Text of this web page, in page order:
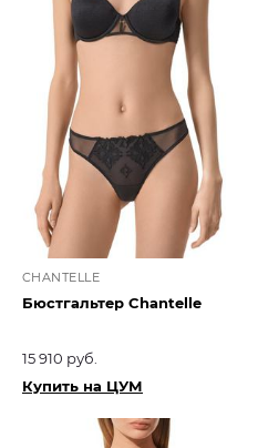
CHANTELLE
Бюстгальтер Chantelle
15 910 руб.
Купить на ЦУМ